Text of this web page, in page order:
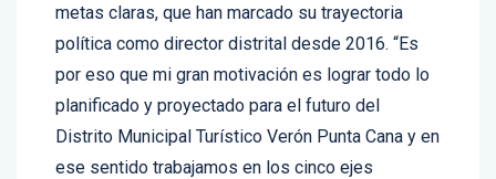
metas claras, que han marcado su trayectoria
política como director distrital desde 2016. “Es
por eso que mi gran motivación es lograr todo lo
planificado y proyectado para el futuro del
Distrito Municipal Turístico Verón Punta Cana y en
ese sentido trabajamos en los cinco ejes